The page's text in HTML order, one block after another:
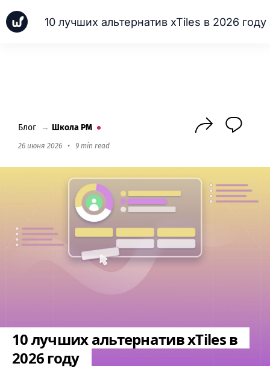
10 лучших альтернатив xTiles в 2026 году
Блог → Школа PM
26 июня 2026 • 9 min read
10 лучших альтернатив xTiles в
2026 году